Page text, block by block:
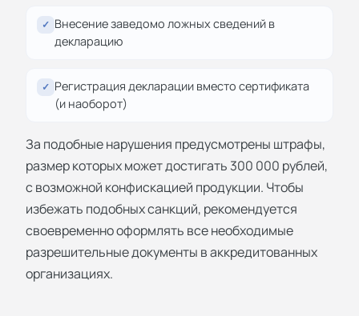
✓ Внесение заведомо ложных сведений в
декларацию
✓ Регистрация декларации вместо сертификата
(и наоборот)
За подобные нарушения предусмотрены штрафы,
размер которых может достигать 300 000 рублей,
с возможной конфискацией продукции. Чтобы
избежать подобных санкций, рекомендуется
своевременно оформлять все необходимые
разрешительные документы в аккредитованных
организациях.